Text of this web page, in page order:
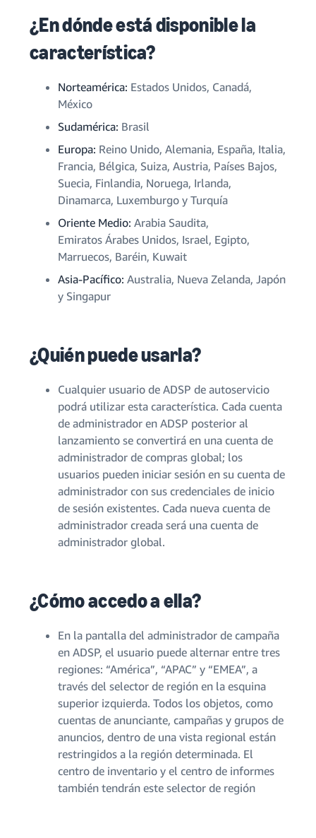
¿En dónde está disponible la
característica?
Norteamérica: Estados Unidos, Canadá,
México
Sudamérica: Brasil
Europa: Reino Unido, Alemania, España, Italia,
Francia, Bélgica, Suiza, Austria, Países Bajos,
Suecia, Finlandia, Noruega, Irlanda,
Dinamarca, Luxemburgo y Turquía
Oriente Medio: Arabia Saudita,
Emiratos Árabes Unidos, Israel, Egipto,
Marruecos, Baréin, Kuwait
Asia-Pacífico: Australia, Nueva Zelanda, Japón
y Singapur
¿Quién puede usarla?
Cualquier usuario de ADSP de autoservicio
podrá utilizar esta característica. Cada cuenta
de administrador en ADSP posterior al
lanzamiento se convertirá en una cuenta de
administrador de compras global; los
usuarios pueden iniciar sesión en su cuenta de
administrador con sus credenciales de inicio
de sesión existentes. Cada nueva cuenta de
administrador creada será una cuenta de
administrador global.
¿Cómo accedo a ella?
En la pantalla del administrador de campaña
en ADSP, el usuario puede alternar entre tres
regiones: “América”, “APAC” y “EMEA”, a
través del selector de región en la esquina
superior izquierda. Todos los objetos, como
cuentas de anunciante, campañas y grupos de
anuncios, dentro de una vista regional están
restringidos a la región determinada. El
centro de inventario y el centro de informes
también tendrán este selector de región